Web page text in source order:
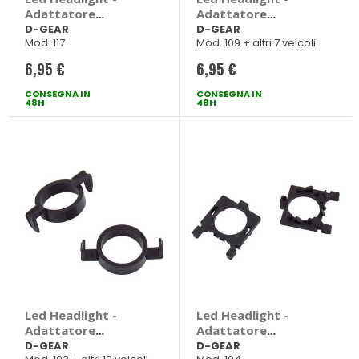
Adattatore
portalampada H7
Hyundai Kia - D-
GEAR Hyundai
Tucson, Kia Carnival
D-GEAR
Mod. 117
6,95 €
CONSEGNA IN
48H
Adattatore
portalampada H7
Mercedes VW - D-
GEAR Mercedes A
Class, Viano,
Volkswagen Golf VI,
Golf VII, Jetta,
Passat, Scirocco,
D-GEAR
Mod. 109 + altri 7 veicoli
6,95 €
CONSEGNA IN
48H
Led Headlight -
Adattatore
portalampada H7
D-GEAR
Led Headlight -
Adattatore
portalampada H7
D-GEAR